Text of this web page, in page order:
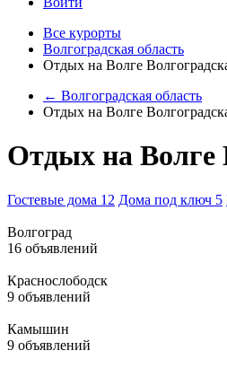
Все курорты
Волгоградская область
Отдых на Волге
← Волгоградская область
Отдых на Волге
Отдых на Волге
Гостевые дома 12 Дома под ключ 5
Волгоград
16 объявлений
Краснослободск
9 объявлений
Камышин
9 объявлений